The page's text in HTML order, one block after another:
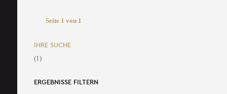
Seite 1 von 1
IHRE SUCHE
(1)
ERGEBNISSE FILTERN